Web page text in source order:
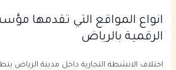
انواع المواقع التي تقدمها
الرقمية بالرياض
اختلاف الانشطة التجارية داخل مدينة الرياض